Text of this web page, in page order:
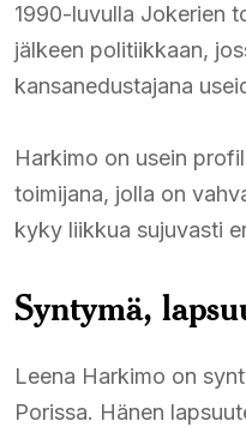
1990-luvulla Jokerien
jälkeen politiikkaan,
kansanedustajana
Harkimo on usein
toimijana, jolla on
kyky liikkua sujuvasti
Syntymä,
Leena Harkimo on
Porissa. Hänen